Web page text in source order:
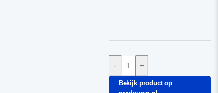
- +
Bekijk product op